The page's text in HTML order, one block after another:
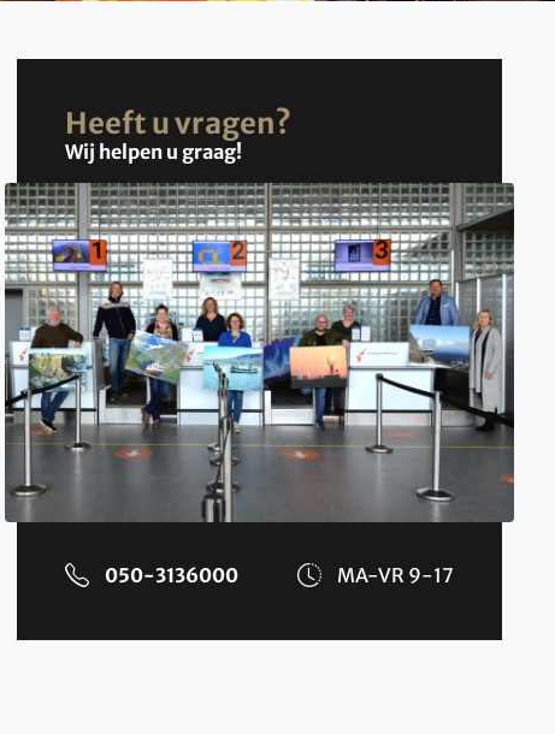
Heeft u vragen?
Wij helpen u graag!
050-3136000 MA-VR 9-17